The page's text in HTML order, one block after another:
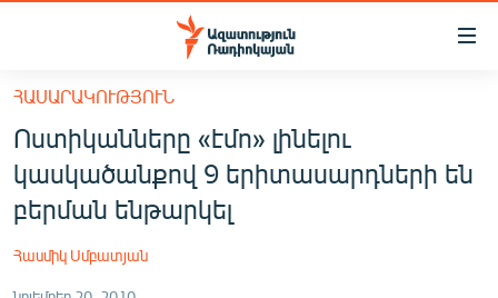
Մատչելիության
հիմնական
բովանդակությանը
Անցնել
հիմնական
մենյուին
ՀԱՅԱՍՏԱՆ
ՔԱՂԱՔԱԿԱՆ
ՀԱՍԱՐԱԿՈՒԹՅՈՒՆ
Ոստիկանները «էմո» լինելու
կասկածանքով 9 երիտասարդների են
բերման ենթարկել
Հասմիկ Սմբատյան